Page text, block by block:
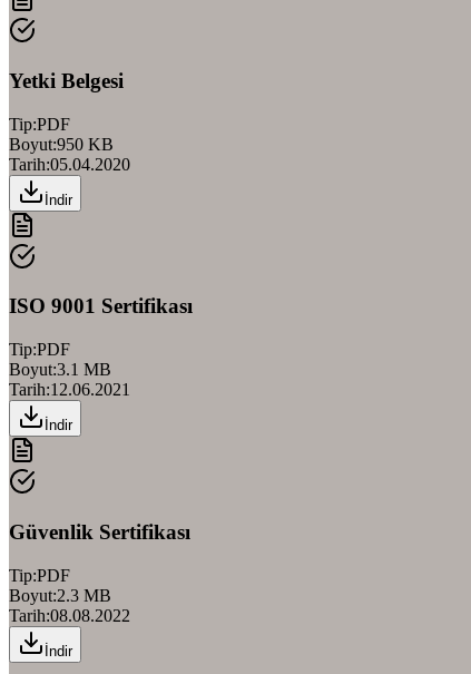
Yetki Belgesi
Tip:PDF
Boyut:950 KB
Tarih:05.04.2020
İndir
ISO 9001 Sertifikası
Tip:PDF
Boyut:3.1 MB
Tarih:12.06.2021
İndir
Güvenlik Sertifikası
Tip:PDF
Boyut:2.3 MB
Tarih:08.08.2022
İndir